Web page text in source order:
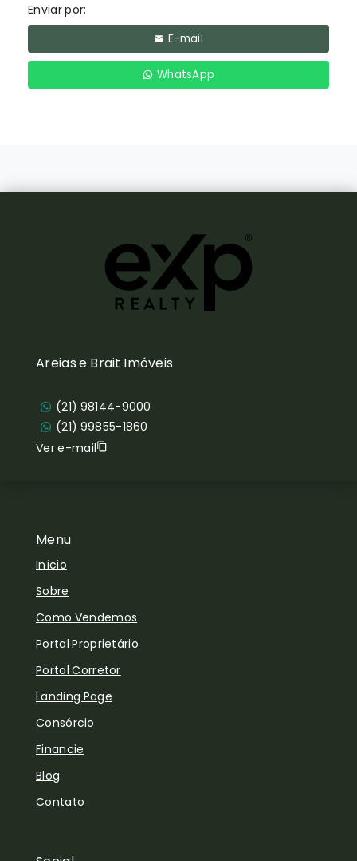
Enviar por:
E-mail
WhatsApp
Menu
Início
Sobre
Como Vendemos
Portal Proprietário
Portal Corretor
Landing Page
Consórcio
Financie
Blog
Contato
Areias e Brait Imóveis
(21) 98144-9000
(21) 99855-1860
Ver e-mail